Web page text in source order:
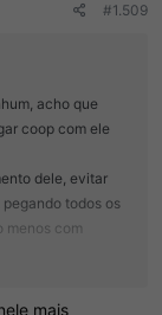
#1.509
acho que
coop com ele
dele, evitar
todos os
menos com
mais